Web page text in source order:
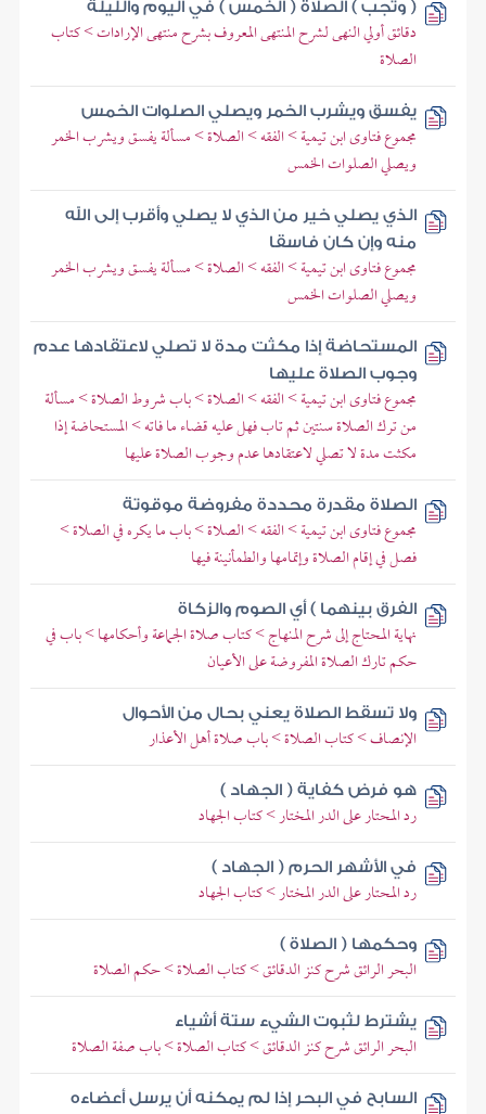
( وتجب ) الصلاة ( الخمس ) في اليوم والليلة
دقائق أولي النهى لشرح المنتهى المعروف بشرح منتهى الإرادات > كتاب
الصلاة
يفسق ويشرب الخمر ويصلي الصلوات الخمس
مجموع فتاوى ابن تيمية > الفقه > الصلاة > مسألة يفسق ويشرب الخمر
ويصلي الصلوات الخمس
الذي يصلي خير من الذي لا يصلي وأقرب إلى الله
منه وإن كان فاسقا
مجموع فتاوى ابن تيمية > الفقه > الصلاة > مسألة يفسق ويشرب الخمر
ويصلي الصلوات الخمس
المستحاضة إذا مكثت مدة لا تصلي لاعتقادها عدم
وجوب الصلاة عليها
مجموع فتاوى ابن تيمية > الفقه > الصلاة > باب شروط الصلاة > مسألة
من ترك الصلاة سنتين ثم تاب فهل عليه قضاء ما فاته > المستحاضة إذا
مكثت مدة لا تصلي لاعتقادها عدم وجوب الصلاة عليها
الصلاة مقدرة محددة مفروضة موقوتة
مجموع فتاوى ابن تيمية > الفقه > الصلاة > باب ما يكره في الصلاة >
فصل في إقام الصلاة وإتمامها والطمأنينة فيها
الفرق بينهما ) أي الصوم والزكاة
نهاية المحتاج إلى شرح المنهاج > كتاب صلاة الجماعة وأحكامها > باب في
حكم تارك الصلاة المفروضة على الأعيان
ولا تسقط الصلاة يعني بحال من الأحوال
الإنصاف > كتاب الصلاة > باب صلاة أهل الأعذار
هو فرض كفاية ( الجهاد )
رد المحتار على الدر المختار > كتاب الجهاد
في الأشهر الحرم ( الجهاد )
رد المحتار على الدر المختار > كتاب الجهاد
وحكمها ( الصلاة )
البحر الرائق شرح كنز الدقائق > كتاب الصلاة > حكم الصلاة
يشترط لثبوت الشيء ستة أشياء
البحر الرائق شرح كنز الدقائق > كتاب الصلاة > باب صفة الصلاة
السابح في البحر إذا لم يمكنه أن يرسل أعضاءه